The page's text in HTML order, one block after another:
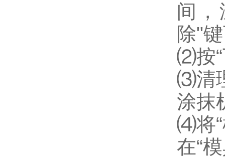
间
除"
⑵按“
⑶清
涂抹
⑷将“
在“